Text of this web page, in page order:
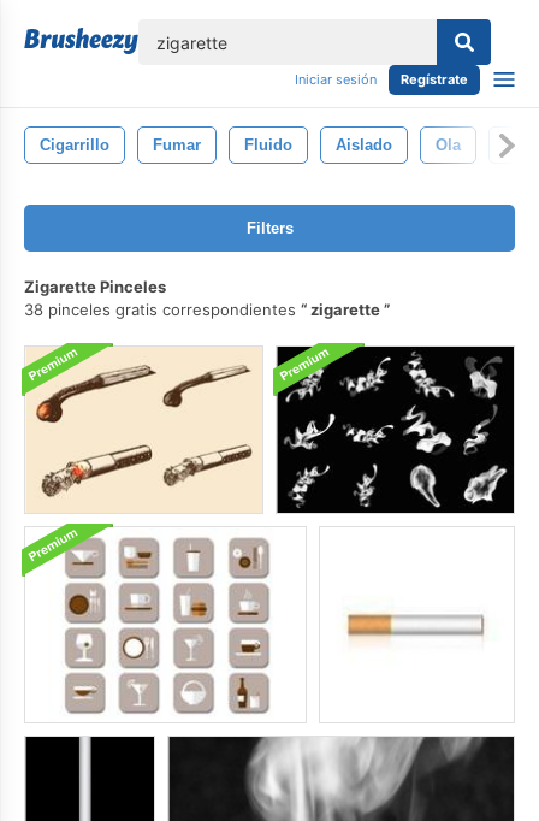
Iniciar sesión Regístrate
Cigarrillo Fumar Fluido Aislado Ola
Filters
Zigarette Pinceles
38 pinceles gratis correspondientes
zigarette